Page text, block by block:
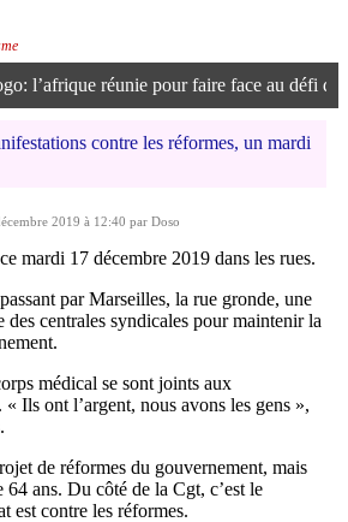
l’afrique réunie pour faire face au défi
contre les réformes, un mardi
2019 à 12:40 par Doso
mardi 17 décembre 2019 dans les rues.
par Marseilles, la rue gronde, une
des centrales syndicales pour maintenir la
médical se sont joints aux
Ils ont l’argent, nous avons les gens »,
de réformes du gouvernement, mais
64 ans. Du côté de la Cgt, c’est le
est contre les réformes.